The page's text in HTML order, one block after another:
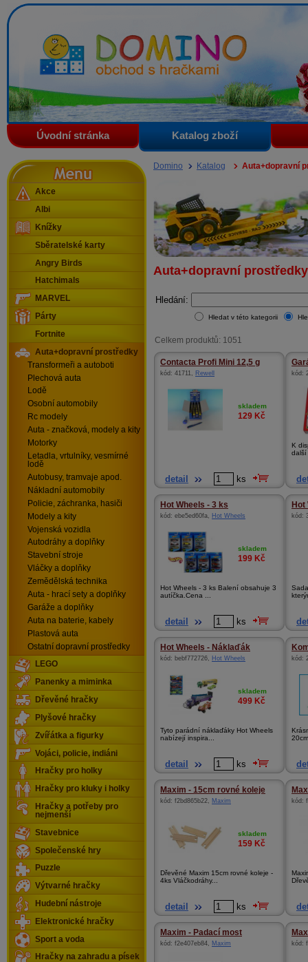
Domino - obchod s hračkami
Úvodní stránka Katalog zboží
Domino Katalog Auta+dopravní
Auta+dopravní prostředky
Hledání:
Hledat v této kategorii
Celkem produktů: 1051
Contacta Profi Mini 12,5 g
kód: 41711, Rewell
skladem
129 Kč
detail ks
kód:
K
další
Hot Wheels - 3 ks
kód: ebe5ed60fa, Hot Wheels
skladem
199 Kč
Hot Wheels - 3 ks Balení obsahuje 3
autíčka.Cena ...
detail ks
Hot
kód:
Hot Wheels - Náklaďák
kód: bebf772726, Hot Wheels
skladem
499 Kč
Tyto parádní náklaďáky Hot Wheels
nabízejí inspira...
detail ks
kód:
Maxim - 15cm rovné koleje
kód: f2bd865b22, Maxim
skladem
159 Kč
Dřevěné Maxim 15cm rovné koleje -
4ks Vláčkodráhy...
detail ks
kód:
Maxim - Padací most
kód: f2e407eb84, Maxim kód:
Menu
Akce
Albi
Knížky
Sběratelské karty
Angry Birds
Hatchimals
MARVEL
Párty
Fortnite
Auta+dopravní prostředky
Transformeři a autoboti
Plechová auta
Lodě
Osobní automobily
Rc modely
Auta - značková, modely a kity
Motorky
Letadla, vrtulníky, vesmírné
lodě
Autobusy, tramvaje apod.
Nákladní automobily
Policie, záchranka, hasiči
Modely a kity
Vojenská vozidla
Autodráhy a doplňky
Stavební stroje
Vláčky a doplňky
Zemědělská technika
Auta - hrací sety a doplňky
Garáže a doplňky
Auta na baterie, kabely
Plastová auta
Ostatní dopravní prostředky
LEGO
Panenky a miminka
Dřevěné hračky
Plyšové hračky
Zvířátka a figurky
Vojáci, policie, indiáni
Hračky pro holky
Hračky pro kluky i holky
Hračky a potřeby pro
nejmenší
Stavebnice
Společenské hry
Puzzle
Výtvarné hračky
Hudební nástroje
Elektronické hračky
Sport a voda
Hračky na zahradu a písek